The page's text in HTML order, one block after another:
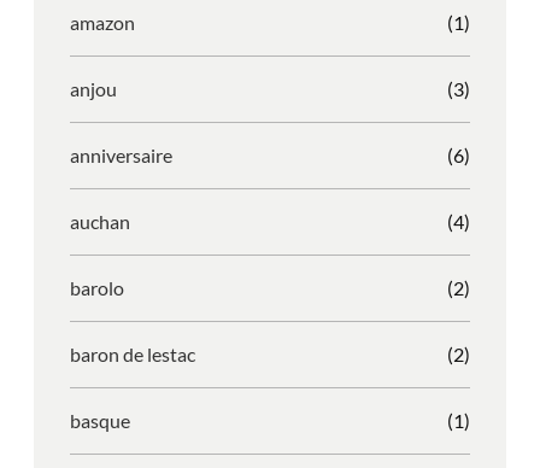
amazon (1)
anjou (3)
anniversaire (6)
auchan (4)
barolo (2)
baron de lestac (2)
basque (1)